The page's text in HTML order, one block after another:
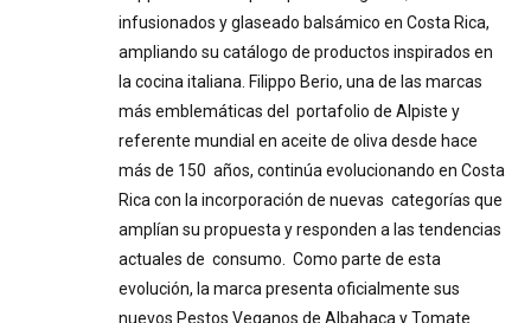
infusionados y glaseado balsámico en Costa Rica,
ampliando su catálogo de productos inspirados en
la cocina italiana. Filippo Berio, una de las marcas
más emblemáticas del portafolio de Alpiste y
referente mundial en aceite de oliva desde hace
más de 150 años, continúa evolucionando en Costa
Rica con la incorporación de nuevas categorías que
amplían su propuesta y responden a las tendencias
actuales de consumo. Como parte de esta
evolución, la marca presenta oficialmente sus
nuevos Pestos Veganos de Albahaca y Tomate